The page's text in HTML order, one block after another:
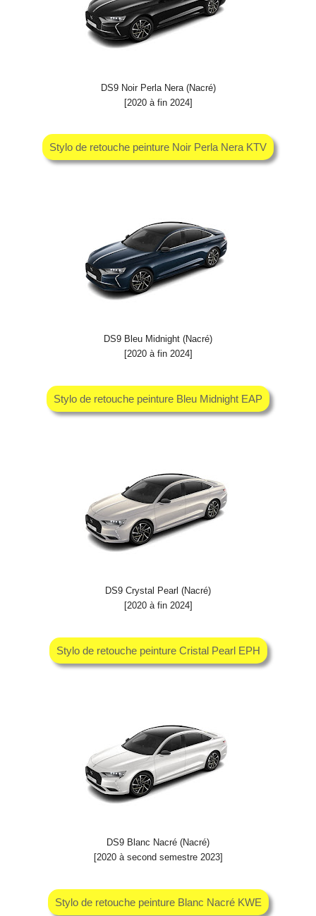
DS9 Noir Perla Nera (Nacré)
[2020 à fin 2024]
Stylo de retouche peinture Noir Perla Nera KTV
DS9 Bleu Midnight (Nacré)
[2020 à fin 2024]
Stylo de retouche peinture Bleu Midnight EAP
DS9 Crystal Pearl (Nacré)
[2020 à fin 2024]
Stylo de retouche peinture Cristal Pearl EPH
DS9 Blanc Nacré (Nacré)
[2020 à second semestre 2023]
Stylo de retouche peinture Blanc Nacré KWE